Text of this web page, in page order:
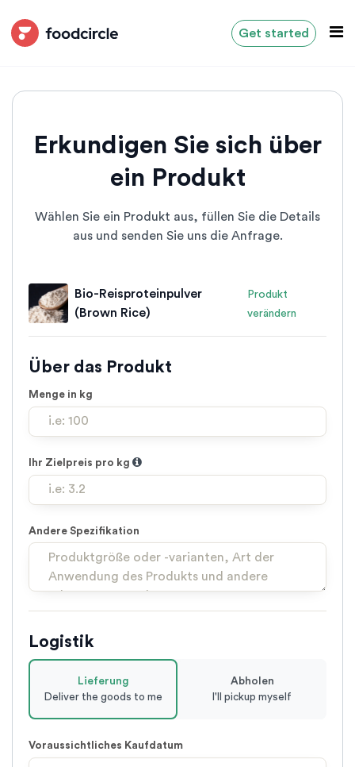
Get started
Erkundigen Sie sich über
ein Produkt
Wählen Sie ein Produkt aus, füllen Sie die Details
aus und senden Sie uns die Anfrage.
Bio-Reisproteinpulver
(Brown Rice)
Produkt
verändern
Über das Produkt
Menge in kg
Ihr Zielpreis pro kg
Andere Spezifikation
Logistik
Lieferung
Deliver the goods to me
Abholen
I'll pickup myself
Voraussichtliches Kaufdatum